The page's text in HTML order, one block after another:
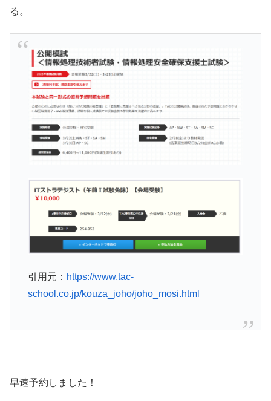
る。
引用元： https://www.tac-
school.co.jp/kouza_joho/joho_mosi.html
早速予約しました！